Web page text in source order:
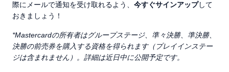
際にメールで通知を受け取れるよう、 今すぐサインアップして
おきましょう！
*Mastercardの所有者はグループステージ、準々決勝、準決勝、
決勝の前売券を購入する資格を得られます（プレイインステー
ジは含まれません）。詳細は近日中に公開予定です。